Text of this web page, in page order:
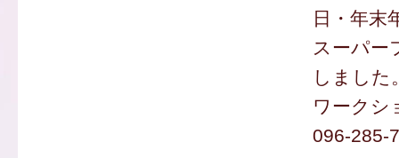
日・年末
スーパー
しました
ワークシ
096-285-